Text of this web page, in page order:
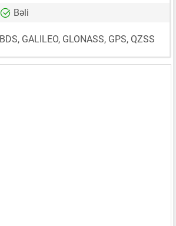
Bəli
BDS, GALILEO, GLONASS, GPS, QZSS